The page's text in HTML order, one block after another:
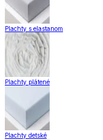
Plachty s elastanom
Plachty plátené
Plachty detské